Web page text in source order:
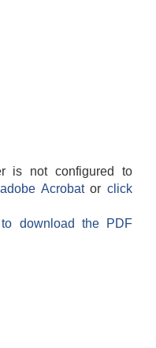
is not configured to
Acrobatorclick
download the PDF